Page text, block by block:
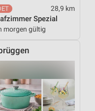
28,9 km
Spezial
morgen gültig